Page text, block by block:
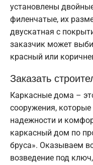
установлены
филенчатые, их
двускатная с
заказчик может
красный или
Заказать
Каркасные дома –
сооружения,
надежности и
каркасный дом по
бруса». Оказываем
возведение под